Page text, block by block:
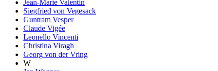
Jean-Marie Valentin
Siegfried von Vegesack
Guntram Vesper
Claude Vigée
Leonello Vincenti
Christina Viragh
Georg von der Vring
W